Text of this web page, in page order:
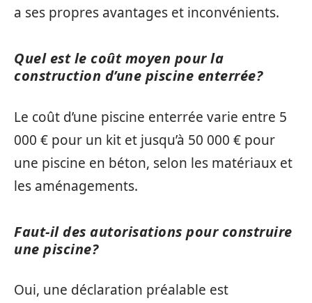
a ses propres avantages et inconvénients.
Quel est le coût moyen pour la
construction d’une piscine enterrée?
Le coût d’une piscine enterrée varie entre 5
000 € pour un kit et jusqu’à 50 000 € pour
une piscine en béton, selon les matériaux et
les aménagements.
Faut-il des autorisations pour construire
une piscine?
Oui, une déclaration préalable est